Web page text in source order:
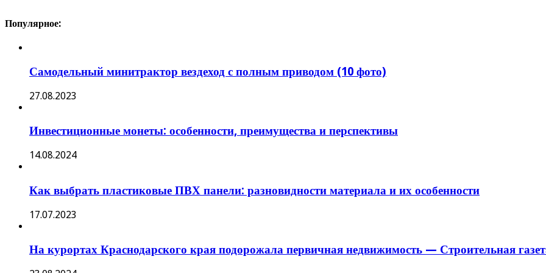
Популярное:
Самодельный минитрактор вездеход с полным приводом (10 фото)
27.08.2023
Инвестиционные монеты: особенности, преимущества и перспективы
14.08.2024
Как выбрать пластиковые ПВХ панели: разновидности материала и их особенности
17.07.2023
На курортах Краснодарского края подорожала первичная недвижимость — Строительная